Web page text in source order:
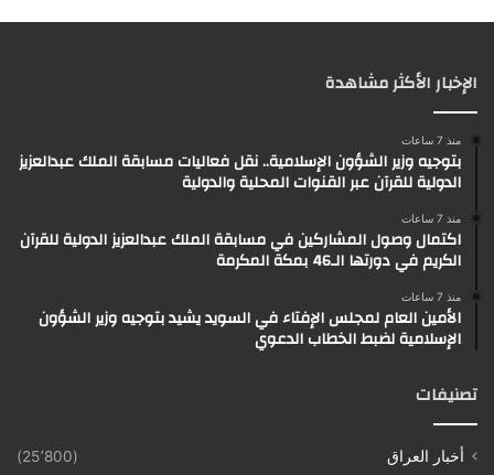
الإخبار الأكثر مشاهدة
منذ 7 ساعات
بتوجيه وزير الشؤون الإسلامية.. نقل فعاليات مسابقة الملك عبدالعزيز
الدولية للقرآن عبر القنوات المحلية والدولية
منذ 7 ساعات
اكتمال وصول المشاركين في مسابقة الملك عبدالعزيز الدولية للقرآن
الكريم في دورتها الـ46 بمكة المكرمة
منذ 7 ساعات
الأمين العام لمجلس الإفتاء في السويد يشيد بتوجيه وزير الشؤون
الإسلامية لضبط الخطاب الدعوي
تصنيفات
أخبار العراق
(25٬800)